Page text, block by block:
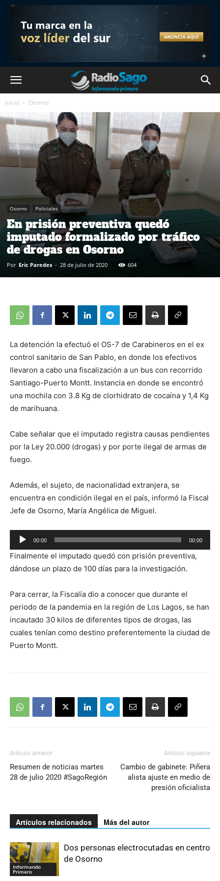
Inicio Osorno
Osorno Policiales
En prisión preventiva quedó
imputado formalizado por tráfico
de drogas en Osorno
Por Eric Paredes - 28 de julio de 2020 604
La detención la efectuó el OS-7 de Carabineros en el ex
control sanitario de San Pablo, en donde los efectivos
llevaron a cabo una fiscalización a un bus con recorrido
Santiago-Puerto Montt. Instancia en donde se encontró
una mochila con 3.8 Kg de clorhidrato de cocaína y 1,4 Kg
de marihuana.
Cabe señalar que el imputado registra causas pendientes
por la Ley 20.000 (drogas) y por porte ilegal de armas de
fuego.
Además, el sujeto, de nacionalidad extranjera, se
encuentra en condición ilegal en el país, informó la Fiscal
Jefe de Osorno, María Angélica de Miguel.
Reproductor
de
audio
00:00 00:00
Finalmente el imputado quedó con prisión preventiva,
dándose un plazo de 100 días para la investigación.
Para cerrar, la Fiscalía dio a conocer que durante el
periodo de la pandemia en la región de Los Lagos, se han
incautado 30 kilos de diferentes tipos de drogas, las
cuales tenían como destino preferentemente la ciudad de
Puerto Montt.
Artículo anterior
Resumen de noticias martes
28 de julio 2020 #SagoRegión
Artículo siguiente
Cambio de gabinete: Piñera
alista ajuste en medio de
presión oficialista
Artículos relacionados Más del autor
Informando
Primero
Dos personas electrocutadas en centro
de Osorno